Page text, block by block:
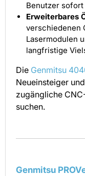
Benutzer
Erweiterbares
verschiedenen
Lasermodulen
langfristige
Die Genmitsu
Neueinsteiger
zugängliche
suchen.
Genmitsu